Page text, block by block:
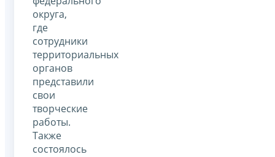
округа,
где
сотрудники
территориальных
органов
представили
свои
творческие
работы.
Также
состоялось